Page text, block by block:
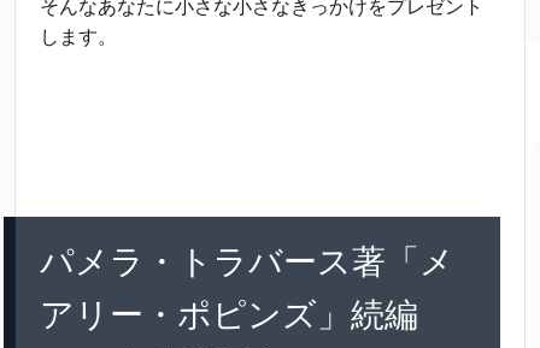
そんなあなたに小さな小さなきっかけをプレゼント
します。
パメラ・トラバース著「メ
アリー・ポピンズ」続編